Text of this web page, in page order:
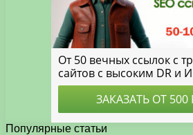
Популярные статьи